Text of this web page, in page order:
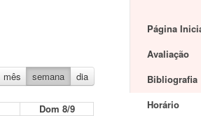
mês semana dia
Dom 8/9
Página
Avaliação
Bibliografia
Horário